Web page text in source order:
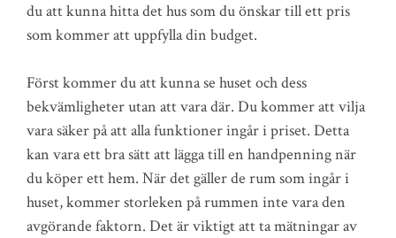
du att kunna hitta det hus som du önskar till ett pris
som kommer att uppfylla din budget.
Först kommer du att kunna se huset och dess
bekvämligheter utan att vara där. Du kommer att vilja
vara säker på att alla funktioner ingår i priset. Detta
kan vara ett bra sätt att lägga till en handpenning när
du köper ett hem. När det gäller de rum som ingår i
huset, kommer storleken på rummen inte vara den
avgörande faktorn. Det är viktigt att ta mätningar av